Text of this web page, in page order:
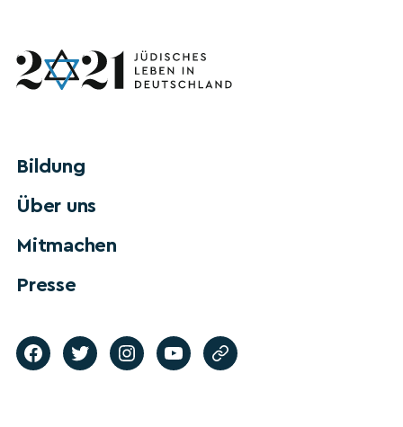
Bildung
Über uns
Mitmachen
Presse